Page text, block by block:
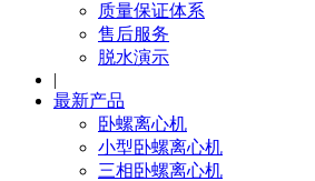
质量保证体系
售后服务
脱水演示
|
最新产品
卧螺离心机
小型卧螺离心机
三相卧螺离心机